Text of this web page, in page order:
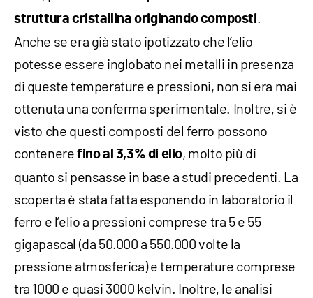
struttura cristallina originando composti.
Anche se era già stato ipotizzato che l’elio
potesse essere inglobato nei metalli in presenza
di queste temperature e pressioni, non si era mai
ottenuta una conferma sperimentale. Inoltre, si è
visto che questi composti del ferro possono
contenere fino al 3,3% di elio, molto più di
quanto si pensasse in base a studi precedenti. La
scoperta è stata fatta esponendo in laboratorio il
ferro e l’elio a pressioni comprese tra 5 e 55
gigapascal (da 50.000 a 550.000 volte la
pressione atmosferica) e temperature comprese
tra 1000 e quasi 3000 kelvin. Inoltre, le analisi